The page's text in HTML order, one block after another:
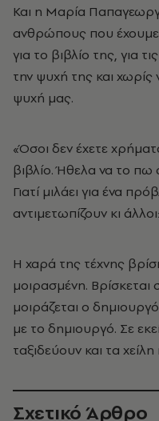
Και η Μαρία
ανθρώπους που έχουμε
για το βιβλίο της, για
την ψυχή της και χωρίς
ψυχή μας.
«Όσοι δεν έχετε
βιβλίο. Ήθελα να το πω
Γιατί μιλάει για ένα
αντιμετωπίζουν κι
Η χαρά της τέχνης
μοιρασμένη. Βρίσκεται
μοιράζεται ο
με το δημιουργό. Σε
ταξιδεύουν και τα
Σχετικό Άρθρο